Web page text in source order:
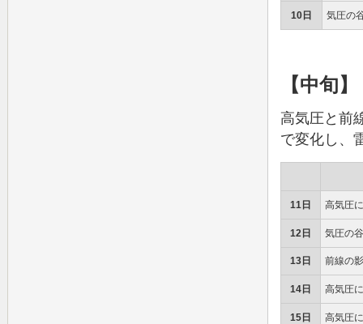
10日 気圧の
【中旬】
高気圧と前
で変化し、
11日 高気圧
12日 気圧の
13日 前線の
14日 高気圧
15日 高気圧